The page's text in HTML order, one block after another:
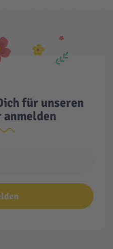
für unseren